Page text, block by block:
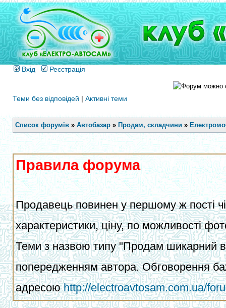
Вхід Реєстрація
Теми без відповідей | Активні теми
Список форумів » Автобазар » Продам, складчини »
Правила форума
Продавець повинен у першому ж пості
характеристики, ціну, по можливості
Теми з назвою типу "Продам шикарний
попередженням автора. Обговорення
адресоюhttp://electroavtosam.com.ua/